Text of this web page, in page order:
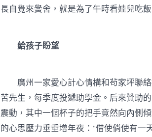
長自覺來黌舍，就是為了午時看娃兒吃
給孩子盼望
廣州一家愛心計心情構和茍家坪聯絡
苦先生，每季度投遞助學金。后來贊助
震動，其中一個杯子的把手竟然向內側
的心思壓力垂垂增年夜：“借使倘使有一